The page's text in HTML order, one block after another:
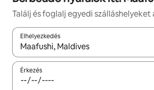
Találj és foglalj egyedi szálláshelyeket
Elhelyezkedés
Az eredmények között a felfelé és a
Érkezés